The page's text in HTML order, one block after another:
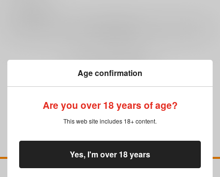
Age confirmation
Are you over 18 years of age?
This web site includes 18+ content.
Yes, I'm over 18 years